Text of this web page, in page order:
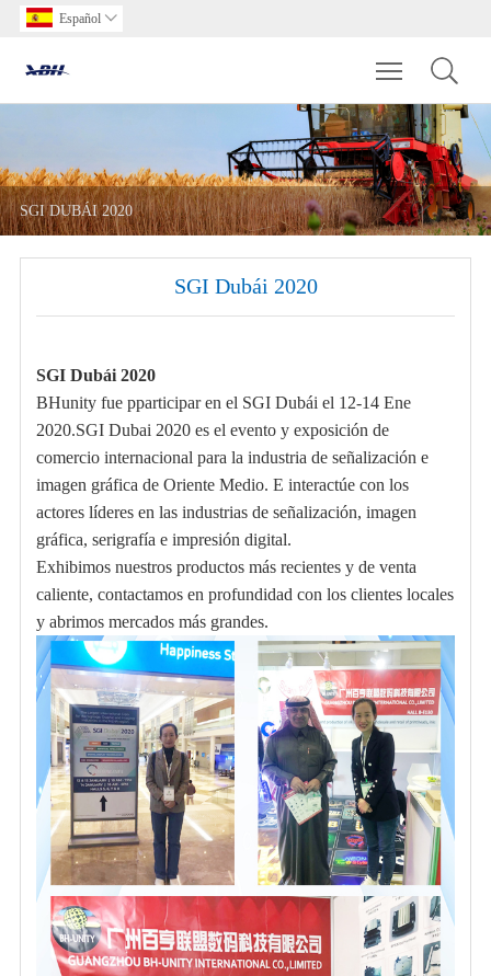
Español 
Toggle
SGI DUBÁI 2020
SGI Dubái 2020
SGI Dubái 2020
BHunity fue pparticipar en el SGI Dubái el 12-14 Ene
2020.SGI Dubai 2020 es el evento y exposición de
comercio internacional para la industria de señalización e
imagen gráfica de Oriente Medio. E interactúe con los
actores líderes en las industrias de señalización, imagen
gráfica, serigrafía e impresión digital.
Exhibimos nuestros productos más recientes y de venta
caliente, contactamos en profundidad con los clientes locales
y abrimos mercados más grandes.